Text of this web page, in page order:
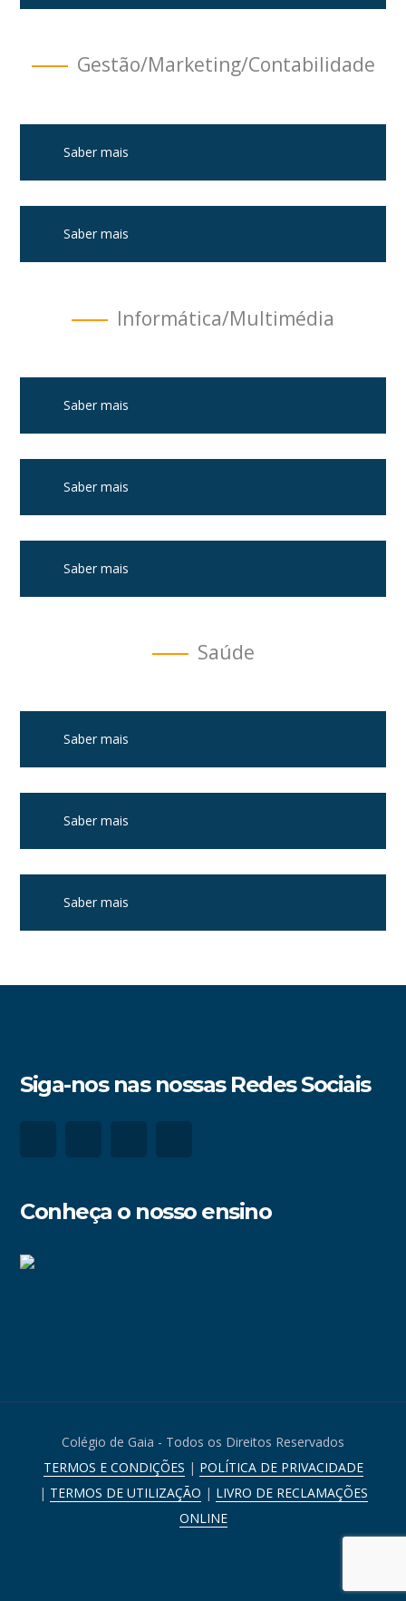
Gestão/Marketing/Contabilidade
Saber mais
Saber mais
Informática/Multimédia
Saber mais
Saber mais
Saber mais
Saúde
Saber mais
Saber mais
Saber mais
Siga-nos nas nossas Redes Sociais
Conheça o nosso ensino
Colégio de Gaia - Todos os Direitos Reservados
TERMOS E CONDIÇÕES | POLÍTICA DE PRIVACIDADE
| TERMOS DE UTILIZAÇÃO | LIVRO DE RECLAMAÇÕES
ONLINE